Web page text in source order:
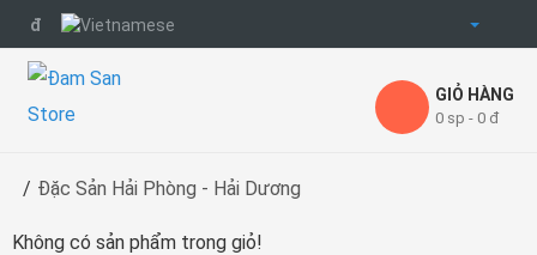
đ
GIỎ HÀNG
0 sp - 0 đ
Đặc Sản Hải Phòng - Hải Dương
Không có sản phẩm trong giỏ!